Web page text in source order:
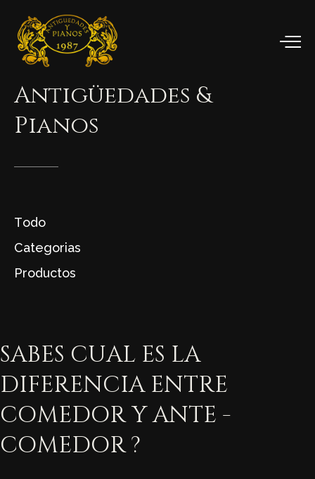
Antigüedades &
Pianos
Todo
Categorias
Productos
SABES CUAL ES LA
DIFERENCIA ENTRE
COMEDOR Y ANTE -
COMEDOR ?